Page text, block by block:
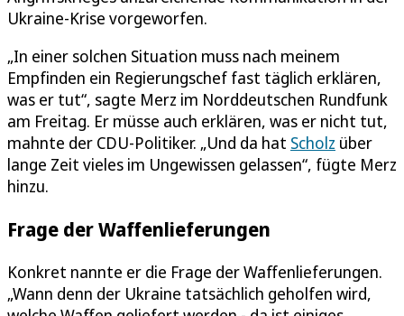
Ukraine-Krise vorgeworfen.
„In einer solchen Situation muss nach meinem
Empfinden ein Regierungschef fast täglich erklären,
was er tut“, sagte Merz im Norddeutschen Rundfunk
am Freitag. Er müsse auch erklären, was er nicht tut,
mahnte der CDU-Politiker. „Und da hat Scholz über
lange Zeit vieles im Ungewissen gelassen“, fügte Merz
hinzu.
Frage der Waffenlieferungen
Konkret nannte er die Frage der Waffenlieferungen.
„Wann denn der Ukraine tatsächlich geholfen wird,